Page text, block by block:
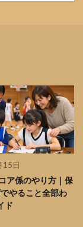
15日
ア係のやり方｜保
やること全部わ
ド